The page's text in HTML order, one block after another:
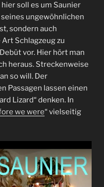
soll es um Saunier
ungewöhnlichen
sondern auch
Schlagzeug zu
vor. Hier hört man
heraus. Streckenweise
so will. Der
Passagen lassen einen
Lizard“ denken. In
we were“ vielseitig